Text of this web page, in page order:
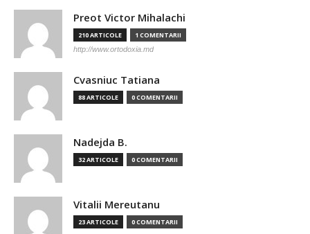
Preot Victor Mihalachi
210 ARTICOLE 1 COMENTARII
http://www.ortodoxia.md
Cvasniuc Tatiana
88 ARTICOLE 0 COMENTARII
Nadejda B.
32 ARTICOLE 0 COMENTARII
Vitalii Mereutanu
23 ARTICOLE 0 COMENTARII